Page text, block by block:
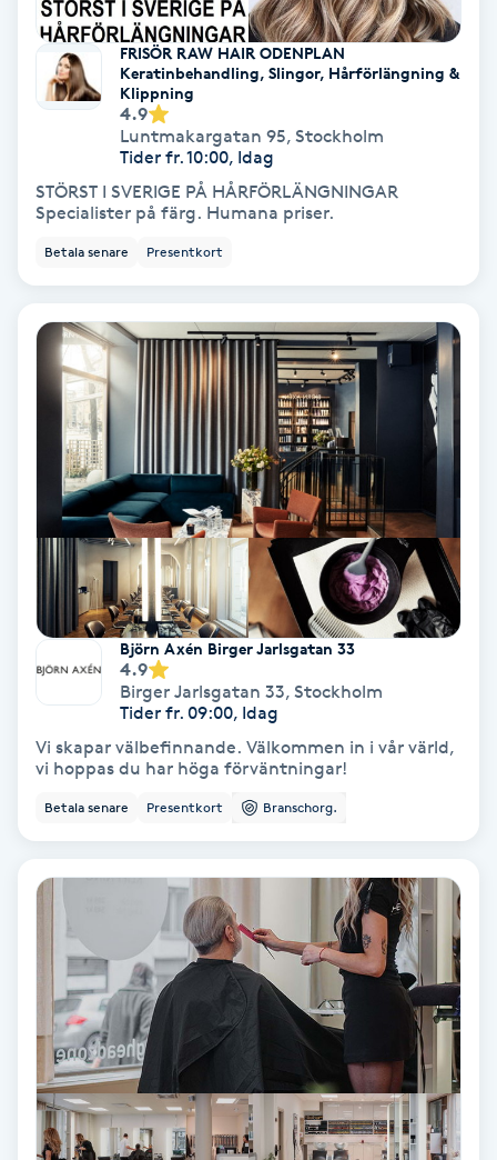
Läpptatuering
Manikyr & Pedikyr
Medial vägledning
Medicinsk massage
Meditation
Medium
Megavolymfransar
Melasma
MicroPen
Microshading
Mixfransar
Nagelförlängning
Nagelförlängning akryl
Nagelförlängning gelé
FRISÖR RAW HAIR ODENPLAN
Keratinbehandling, Slingor, Hårförlängning &
Klippning
4.9
Luntmakargatan 95, Stockholm
Tider fr. 10:00, Idag
STÖRST I SVERIGE PÅ HÅRFÖRLÄNGNINGAR
Specialister på färg. Humana priser.
Betala senare Presentkort
Björn Axén Birger Jarlsgatan 33
4.9
Birger Jarlsgatan 33, Stockholm
Tider fr. 09:00, Idag
Vi skapar välbefinnande. Välkommen in i vår värld,
vi hoppas du har höga förväntningar!
Betala senare Presentkort Branschorg.